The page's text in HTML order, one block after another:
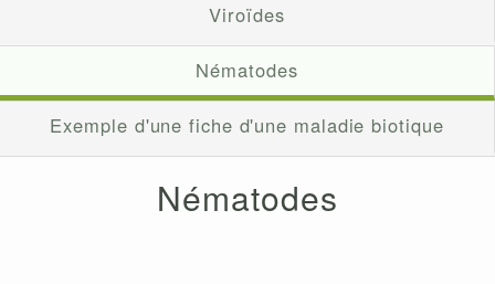
Viroïdes
Nématodes
Exemple d'une fiche d'une maladie biotique
Nématodes